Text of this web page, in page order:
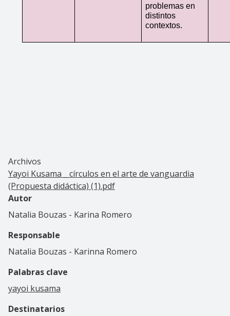
problemas en
distintos
contextos.
Archivos
Yayoi Kusama _ círculos en el arte de vanguardia
(Propuesta didáctica) (1).pdf
Autor
Natalia Bouzas - Karina Romero
Responsable
Natalia Bouzas - Karinna Romero
Palabras clave
yayoi kusama
Destinatarios